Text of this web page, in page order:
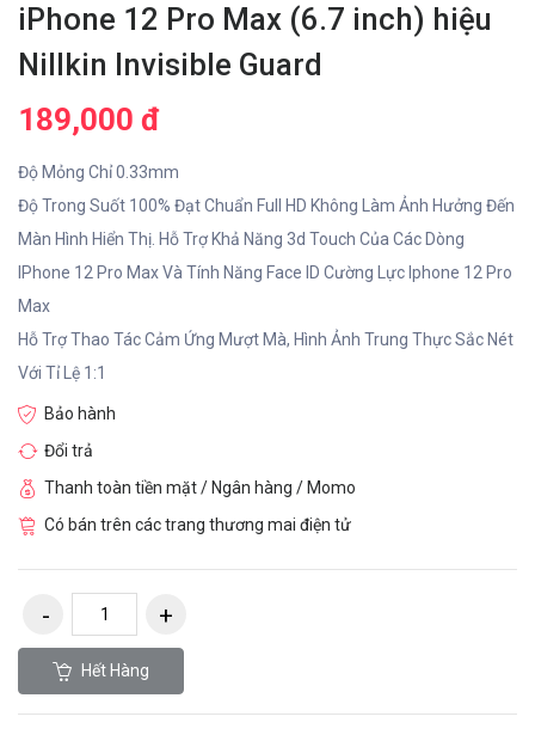
iPhone 12 Pro Max (6.7 inch) hiệu
Nillkin Invisible Guard
189,000 đ
Độ Mỏng Chỉ 0.33mm
Độ Trong Suốt 100% Đạt Chuẩn Full HD Không Làm Ảnh Hưởng Đến
Màn Hình Hiển Thị. Hỗ Trợ Khả Năng 3d Touch Của Các Dòng
IPhone 12 Pro Max Và Tính Năng Face ID Cường Lực Iphone 12 Pro
Max
Hỗ Trợ Thao Tác Cảm Ứng Mượt Mà, Hình Ảnh Trung Thực Sắc Nét
Với Tỉ Lệ 1:1
Bảo hành
Đổi trả
Thanh toàn tiền mặt / Ngân hàng / Momo
Có bán trên các trang thương mai điện tử
Hết Hàng